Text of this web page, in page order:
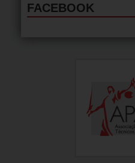
FACEBOOK